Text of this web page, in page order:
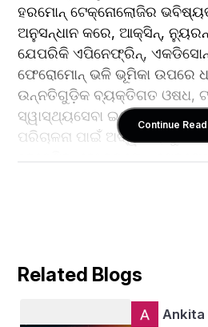
ହରମୋନ୍ ଟେକ୍ନୋଲୋଜିର
ଅନୁସନ୍ଧାନ କରେ, ଆକ୍ସିନ୍,
ଯେପରିକି ଏପିନେଫ୍ରିନ୍,
ଫେରୋମୋନ୍ ଭଳି ଭୂମିକା ଉପରେ
ଉନ୍ନତିଗୁଡ଼ିକ ବ୍ୟକ୍ତିଗତ ଓଷଧ,
ସ୍ୱାସ୍ଥ୍ୟସେବା ଇକୋସିଷ୍ଟମ୍
ପରିଚାଳନା ପାଇଁ ଅଦ୍ୱିତୀୟ
ନିୟାମକ କାର୍ଯ୍ୟଗୁଡିକ ପର୍ଯ୍ୟନ୍ତ
ସମ୍ଭାବନାକୁ ଖୋଲିବାକୁ ପ୍ରସ୍ତୁତ
ଆର୍ଟିକିଲରେ, ଆମେ ଜେନେଟିକ୍
Continue
Related Blogs
Ankita